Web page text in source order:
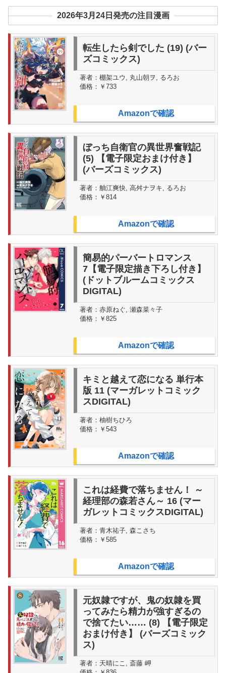
2026年3月24日発売の注目漫画
転生したら剣でした (19) (バー
ズコミックス)
著者： 棚架ユウ, 丸山朝ヲ, るろお
価格： ￥733
Amazonで確認
ぼっち自衛官の異世界奮戦記
(5) 【電子限定おまけ付き】
(バーズコミックス)
著者： 舳江爽快, 高舛ナヲキ, るろお
価格： ￥814
Amazonで確認
簡易的パーバートロマンス
7【電子限定描き下ろし付き】
(ドットブルームコミックス
DIGITAL)
著者： 赤原ねぐ, 瀬森菜々子
価格： ￥825
Amazonで確認
キミと越えて恋になる 単行本
版 11 (マーガレットコミック
スDIGITAL)
著者： 柚樹ちひろ
価格： ￥543
Amazonで確認
これは経費で落ちません！ ～
経理部の森若さん～ 16 (マー
ガレットコミックスDIGITAL)
著者： 青木祐子, 森こさち
価格： ￥585
Amazonで確認
元奴隷ですが、鬼の奴隷を買
ってみたら精力が強すぎるの
で捨てたい…… (8) 【電子限定
おまけ付き】 (バーズコミック
ス)
著者： 天晴にこ, 斎藤 岬